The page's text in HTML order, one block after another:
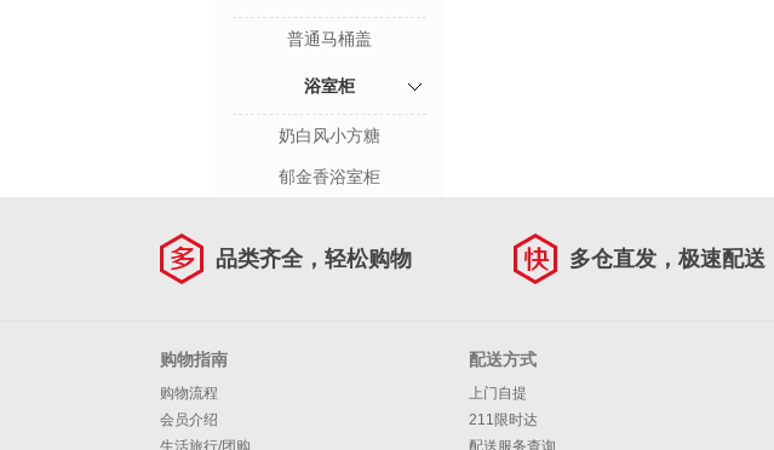
普通马桶盖
浴室柜
奶白风小方糖
郁金香浴室柜
品类齐全，轻松购物 多仓直发，极速配送
购物指南
购物流程
会员介绍
生活旅行/团购
配送方式
上门自提
211限时达
配送服务查询